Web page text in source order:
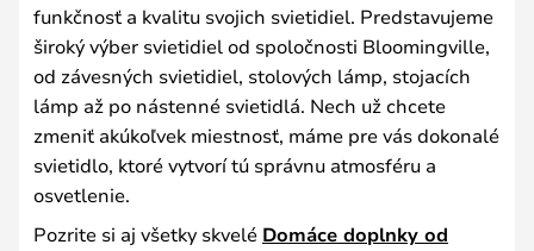
funkčnosť a kvalitu svojich svietidiel. Predstavujeme
široký výber svietidiel od spoločnosti Bloomingville,
od závesných svietidiel, stolových lámp, stojacích
lámp až po nástenné svietidlá. Nech už chcete
zmeniť akúkoľvek miestnosť, máme pre vás dokonalé
svietidlo, ktoré vytvorí tú správnu atmosféru a
osvetlenie.
Pozrite si aj všetky skvelé Domáce doplnky od